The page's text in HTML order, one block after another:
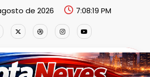
de 2026 7:08:19 PM